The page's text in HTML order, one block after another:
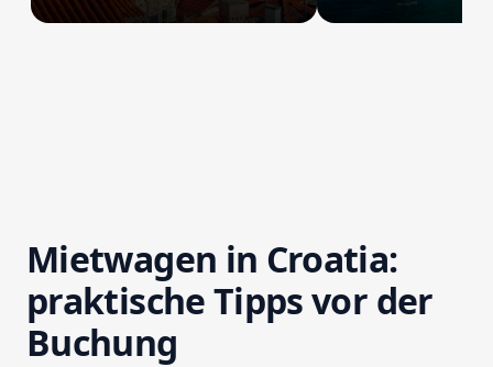
Mietwagen in Croatia:
praktische Tipps vor der
Buchung